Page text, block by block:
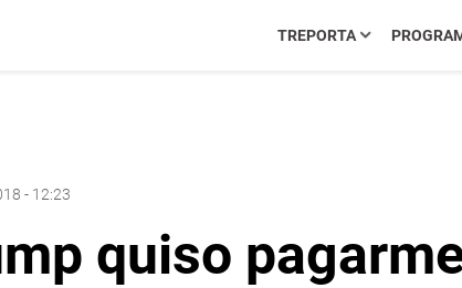
TREPORTA
- 12:23
quiso